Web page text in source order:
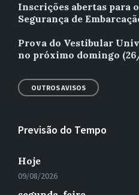
Inscrições abertas para
Segurança de
Prova do Vestibular
no próximo domingo
OUTROS AVISOS
Previsão do Tempo
Hoje
09/08/2026